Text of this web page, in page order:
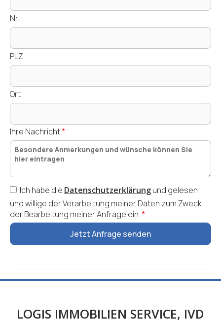
Nr.
PLZ
Ort
Ihre Nachricht*
Ich habe die Datenschutzerklärungund gelesen
und willige der Verarbeitung meiner Daten zum Zweck
der Bearbeitung meiner Anfrage ein. *
Jetzt Anfrage senden
LOGIS IMMOBILIEN SERVICE, IVD